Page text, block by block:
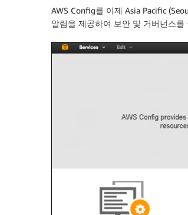
AWS Config를 이제 Asia Pacific
알림을 제공하여 보안 및 거버넌스